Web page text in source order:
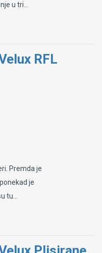
u tri...
RFL
Premda je
je
tu...